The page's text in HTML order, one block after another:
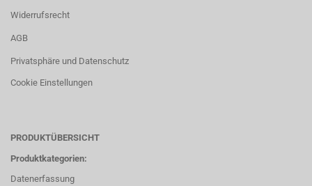
Widerrufsrecht
AGB
Privatsphäre und Datenschutz
Cookie Einstellungen
PRODUKTÜBERSICHT
Produktkategorien:
Datenerfassung